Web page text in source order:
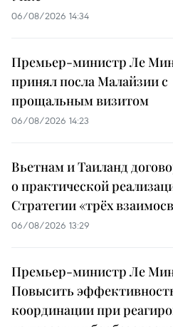
06/08/2026 14:34
Премьер-министр Ле
принял посла Малайзии с
прощальным визитом
06/08/2026 14:23
Вьетнам и Таиланд
о практической
Стратегии «трёх
06/08/2026 13:29
Премьер-министр Ле
Повысить
координации при